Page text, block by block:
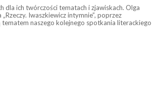
ich twórczości tematach i zjawiskach. Olga
Iwaszkiewicz intymnie”, poprzez
tematem naszego kolejnego spotkania literackiego